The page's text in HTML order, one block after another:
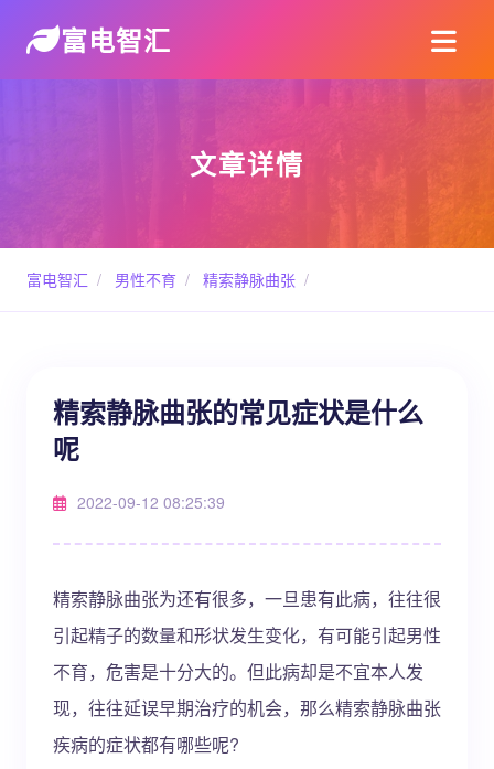
富电智汇
文章详情
富电智汇 / 男性不育 / 精索静脉曲张 /
精索静脉曲张的常见症状是什么
呢
2022-09-12 08:25:39
精索静脉曲张为还有很多，一旦患有此病，往往很
引起精子的数量和形状发生变化，有可能引起男性
不育，危害是十分大的。但此病却是不宜本人发
现，往往延误早期治疗的机会，那么精索静脉曲张
疾病的症状都有哪些呢?